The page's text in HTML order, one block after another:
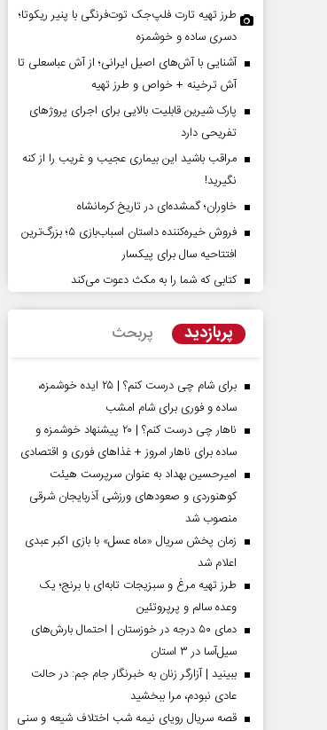
طرز تهیه تارت فلپ‌جک توت‌فرنگی با پنیر ریکوتا؛
دسری ساده و خوشمزه
آشنایی با آش‌های اصیل ایرانی؛ از آش عباسعلی تا
آش ترخینه + خواص و طرز تهیه
پارک شیرین قابلیت‌ بالایی برای اجرای پروژهای
تفریحی دارد
مراقب باشید این بیماری عجیب و غریب را از کنه
نگیرید!
خاوران؛ گمشده‌ای در تاریخ کرمانشاه
فروش خیره‌کننده داستان اسباب‌بازی ۵؛ بزرگ‌ترین
افتتاحیه سال برای پیکسار
کتابی که شما را به مکث دعوت می‌کند
پربازدید پربحث
برای شام چی درست کنم؟ | ۲۵ ایده خوشمزه،
ساده و فوری برای شام امشب
ناهار چی درست کنم؟ | ۲۰ پیشنهاد خوشمزه و
ساده برای ناهار امروز + غذاهای فوری و اقتصادی
امیرحسین بهداد به عنوان سرپرست هیئت
کوهنوردی و صعودهای ورزشی آذربایجان شرقی
منصوب شد
زمان پخش سریال «ماه عسل» با بازی اکبر عبدی
اعلام شد
طرز تهیه مرغ و سبزیجات تابه‌ای با برنج؛ یک
وعده سالم و پرپروتئین
دمای ۵۰ درجه در خوزستان | احتمال بارش‌های
سیل‌آسا در ۳ استان
ببینید | آزارگر زنان به خبرنگار جام جم: در حالت
عادی نبودم، مرا ببخشید
قصه سریال رویای نیمه شب اختلاف شیعه و سنی
سعدالله زارعی - کارشناس ارشد مسائل منطقه
صفحات نخست روزنامه ها‌ی یکشنبه ۴ مردادماه